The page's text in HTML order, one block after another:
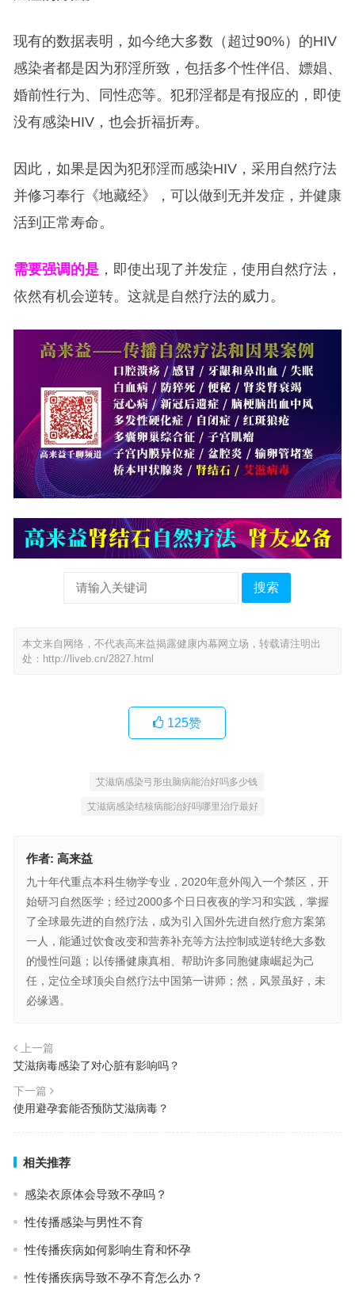
现有的数据表明，如今绝大多数（超过90%）的HIV
感染者都是因为邪淫所致，包括多个性伴侣、嫖娼、
婚前性行为、同性恋等。犯邪淫都是有报应的，即使
没有感染HIV，也会折福折寿。
因此，如果是因为犯邪淫而感染HIV，采用自然疗法
并修习奉行《地藏经》，可以做到无并发症，并健康
活到正常寿命。
需要强调的是，即使出现了并发症，使用自然疗法，
依然有机会逆转。这就是自然疗法的威力。
搜索
本文来自网络，不代表高来益揭露健康内幕网立场，转载请注明出
处： http://liveb.cn/2827.html
125赞
艾滋病感染弓形虫脑病能治好吗多少钱
艾滋病感染结核病能治好吗哪里治疗最好
作者: 高来益
九十年代重点本科生物学专业，2020年意外闯入一个禁区，开
始研习自然医学；经过2000多个日日夜夜的学习和实践，掌握
了全球最先进的自然疗法，成为引入国外先进自然疗愈方案第
一人，能通过饮食改变和营养补充等方法控制或逆转绝大多数
的慢性问题；以传播健康真相、帮助许多同胞健康崛起为己
任，定位全球顶尖自然疗法中国第一讲师；然，风景虽好，未
必缘遇。
上一篇
艾滋病毒感染了对心脏有影响吗？
下一篇
使用避孕套能否预防艾滋病毒？
相关推荐
感染衣原体会导致不孕吗？
性传播感染与男性不育
性传播疾病如何影响生育和怀孕
性传播疾病导致不孕不育怎么办？